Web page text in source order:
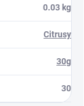
0.03 kg
Citrusy
30g
30